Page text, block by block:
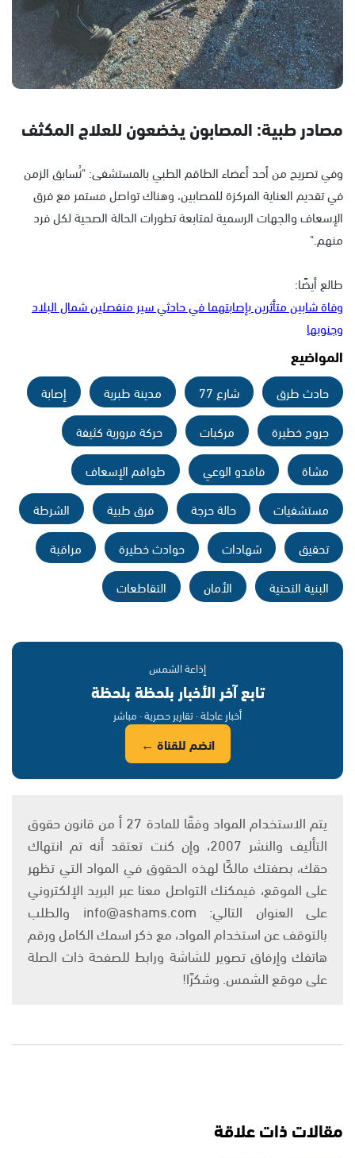
مصادر طبية: المصابون يخضعون للعلاج المكثف
وفي تصريح من أحد أعضاء الطاقم الطبي بالمستشفى: "نُسابق الزمن
في تقديم العناية المركزة للمصابين، وهناك تواصل مستمر مع فرق
الإسعاف والجهات الرسمية لمتابعة تطورات الحالة الصحية لكل فرد
منهم."
طالع أيضًا:
وفاة شابين متأثرين بإصابتهما في حادثي سير منفصلين شمال البلاد
وجنوبها
المواضيع
حادث طرق شارع 77 مدينة طبرية
إصابة
جروح خطيرة
مركبات
حركة مرورية كثيفة
مشاة
فاقدو الوعي
طواقم الإسعاف
مستشفيات
حالة حرجة فرق طبية
الشرطة
تحقيق
شهادات حوادث خطيرة
مراقبة
البنية التحتية
الأمان التقاطعات
إذاعة الشمس
تابع آخر الأخبار بلحظة بلحظة
أخبار عاجلة · تقارير حصرية · مباشر
انضم للقناة ←
يتم الاستخدام المواد وفقًا للمادة 27 أ من قانون حقوق
التأليف والنشر 2007، وإن كنت تعتقد أنه تم انتهاك
حقك، بصفتك مالكًا لهذه الحقوق في المواد التي تظهر
على الموقع، فيمكنك التواصل معنا عبر البريد الإلكتروني
على العنوان التالي: info@ashams.com والطلب
بالتوقف عن استخدام المواد، مع ذكر اسمك الكامل ورقم
هاتفك وإرفاق تصوير للشاشة ورابط للصفحة ذات الصلة
على موقع الشمس. وشكرًا!
مقالات ذات علاقة